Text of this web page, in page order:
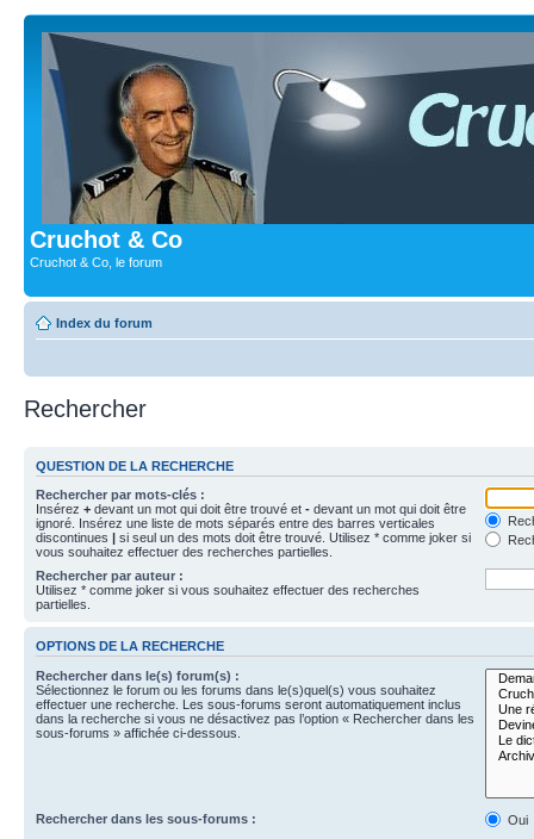
Cruchot & Co
Cruchot & Co, le forum
Index du forum
Rechercher
QUESTION DE LA RECHERCHE
Rechercher par mots-clés :
Insérez + devant un mot qui doit être trouvé et - devant un mot qui doit être
ignoré. Insérez une liste de mots séparés entre des barres verticales
discontinues | si seul un des mots doit être trouvé. Utilisez * comme joker si
vous souhaitez effectuer des recherches partielles.
Rechercher par auteur :
Utilisez * comme joker si vous souhaitez effectuer des recherches
partielles.
OPTIONS DE LA RECHERCHE
Rechercher dans le(s) forum(s) :
Sélectionnez le forum ou les forums dans le(s)quel(s) vous souhaitez
effectuer une recherche. Les sous-forums seront automatiquement inclus
dans la recherche si vous ne désactivez pas l’option « Rechercher dans les
sous-forums » affichée ci-dessous.
Rechercher dans les sous-forums :
Oui